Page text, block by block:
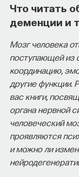
Что читать
деменции и
Мозг человека
поступающей из
координацию,
другие функции.
вас книги,
органа нервной
человеческий
проявляются
и можно ли
Почти треть
приручить?
Как устроен
процесс в
состояние сна
происходит с
мы проходим,
Что нужно
восполнялись и
Психолог
Эндрюса,
и
и опытом